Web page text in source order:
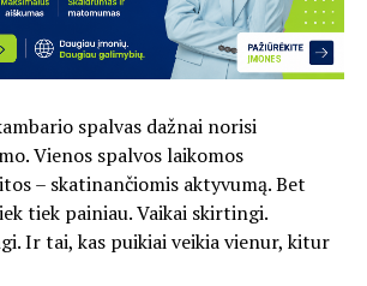
spalvas dažnai norisi
Vienos spalvos laikomos
– skatinančiomis aktyvumą. Bet
tiek painiau. Vaikai skirtingi.
Ir tai, kas puikiai veikia vienur, kitur